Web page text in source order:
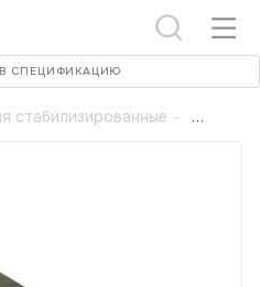
стабилизированные -
СПЕЦИФИКАЦИЮ